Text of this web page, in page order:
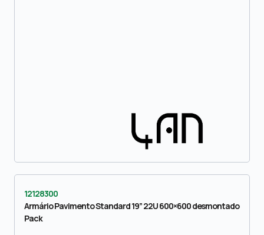
12128300
Armário Pavimento Standard 19” 22U 600×600 desmontado
Pack